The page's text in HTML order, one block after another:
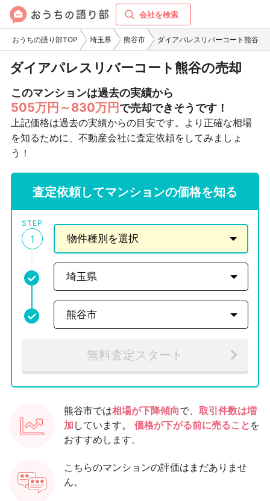
会社を検索
おうちの語り部TOP 埼玉県 熊谷市 ダイアパレスリバーコート熊谷
ダイアパレスリバーコート熊谷の売却
このマンションは過去の実績から
505万円～830万円で売却できそうです！
上記価格は過去の実績からの目安です。より正確な相場
を知るために、不動産会社に査定依頼をしてみましょ
う！
査定依頼してマンションの価格を知る
STEP
1
無料査定スタート
熊谷市では相場が下降傾向で、 取引件数は増
加 しています。 価格が下がる前に売ること を
おすすめします。
こちらのマンションの評価はまだありませ
ん。